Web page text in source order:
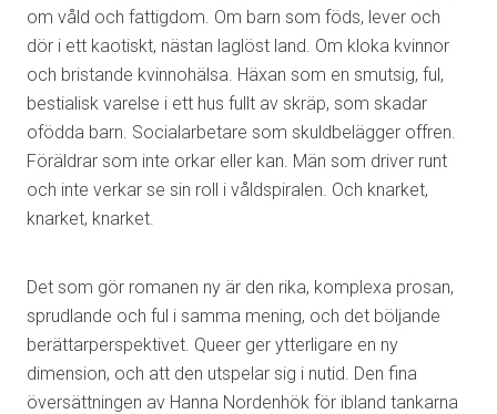
om våld och fattigdom. Om barn som föds, lever och
dör i ett kaotiskt, nästan laglöst land. Om kloka kvinnor
och bristande kvinnohälsa. Häxan som en smutsig, ful,
bestialisk varelse i ett hus fullt av skräp, som skadar
ofödda barn. Socialarbetare som skuldbelägger offren.
Föräldrar som inte orkar eller kan. Män som driver runt
och inte verkar se sin roll i våldspiralen. Och knarket,
knarket, knarket.
Det som gör romanen ny är den rika, komplexa prosan,
sprudlande och ful i samma mening, och det böljande
berättarperspektivet. Queer ger ytterligare en ny
dimension, och att den utspelar sig i nutid. Den fina
översättningen av Hanna Nordenhök för ibland tankarna